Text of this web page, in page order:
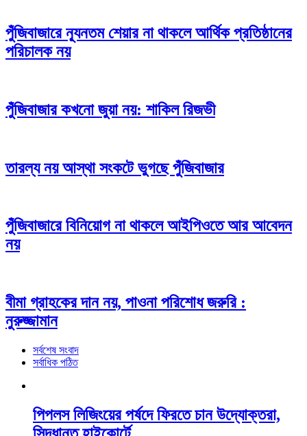
পুঁজিবাজারে ন্যূনতম শেয়ার না থাকলে আর্থিক প্রতিষ্ঠানের
পরিচালক নয়
পুঁজিবাজার কখনো জুয়া নয়: শাকিল রিজভী
তারল্য নয় আস্থা সংকটে ভুগছে পুঁজিবাজার
পুঁজিবাজারে বিনিয়োগ না থাকলে আইপিওতে আর আবেদন
নয়
বীমা গ্রাহকের দান নয়, পাওনা পরিশোধ জরুরি :
নুরুজ্জামান
সর্বশেষ সংবাদ
সর্বাধিক পঠিত
পিপলস লিজিংয়ের পর্ষদে ফিরতে চান উদ্যোক্তরা,